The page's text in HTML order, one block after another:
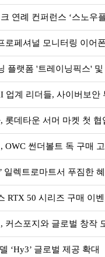
연례 컨퍼런스 ‘스노우
로페셔널 모니터링 이어폰
플랫폼 '트레이닝픽스' 및
춤형 훈련 지원 확대
업계 리더들, 사이버보안
안
롯데타운 서머 마켓 첫 협
OWC 썬더볼트 독 구매
벤트 앵콜 연장 진행
일렉트로마트서 푸짐한
RTX 50 시리즈 구매 이
포스 RTX 5060 DUAL까
커스포지와 글로벌 창작
‘Hy3’ 글로벌 제공 확대